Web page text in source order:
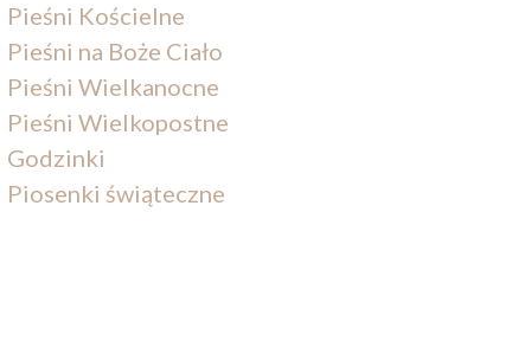
Pieśni Kościelne
Pieśni na Boże Ciało
Pieśni Wielkanocne
Pieśni Wielkopostne
Godzinki
Piosenki świąteczne